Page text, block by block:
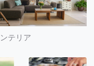
テリア